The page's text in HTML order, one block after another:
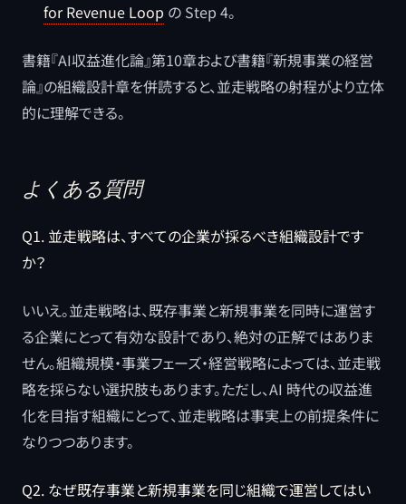
for Revenue Loop の Step 4。
書籍『AI収益進化論』第10章および書籍『新規事業の経営
論』の組織設計章を併読すると、並走戦略の射程がより立体
的に理解できる。
よくある質問
Q1. 並走戦略は、すべての企業が採るべき組織設計です
か？
いいえ。並走戦略は、既存事業と新規事業を同時に運営す
る企業にとって有効な設計であり、絶対の正解ではありま
せん。組織規模・事業フェーズ・経営戦略によっては、並走戦
略を採らない選択肢もあります。ただし、AI 時代の収益進
化を目指す組織にとって、並走戦略は事実上の前提条件に
なりつつあります。
Q2. なぜ既存事業と新規事業を同じ組織で運営してはい